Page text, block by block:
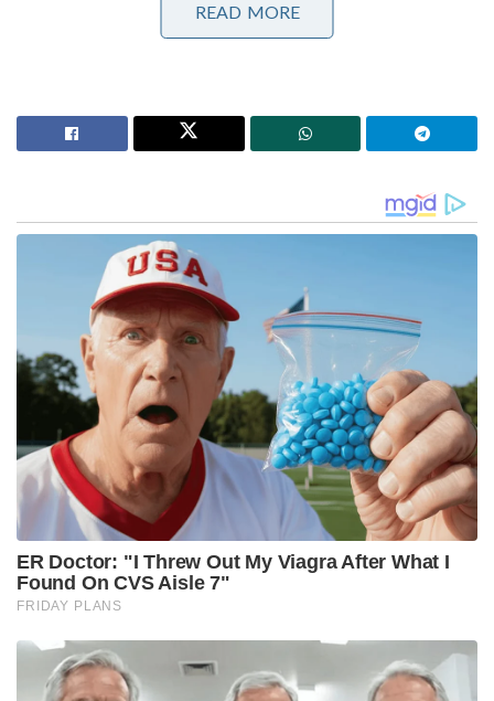
പ്രിയക്കും സാക്ഷിക്കും അരുന്ധതിക്കും സ്വർണം;
ലവ്‌ലിനയ്ക്ക് വെള്ളി
1971-ലെ ബംഗ്ലദേശ് വിമോചന യുദ്ധത്തിനുശേഷം
ഇതാദ്യമായാണ് ബംഗാൾ ഉൾക്കടൽ കേന്ദ്രീകരിച്ച്
പാക്കിസ്ഥാൻ ഇത്രയും വലിയൊരു സൈനിക
നീക്കത്തിന് മുതിരുന്നത്. ചൈനീസ് നിർമ്മിതമായ ഈ
പുതിയ ഹംഗോർ ക്ലാസ് മുങ്ങിക്കപ്പലുകൾക്ക്
തുടർച്ചയായി 20 ദിവസം വരെ വെള്ളത്തിനടിയിൽ
തന്നെ ഒളിച്ചുകഴിയാനുള്ള അസാധാരണ
ശേഷിയുണ്ടെന്നത് ഇതിന്റെ അപകടസാധ്യത
വർദ്ധിപ്പിക്കുന്നു.
പാകിസ്ഥാൻ തങ്ങളുടെ പുതിയ അന്തർവാഹിനിക്ക്
‘ഹംഗോർ’ എന്ന് പേരിട്ടത് യാദൃച്ഛികമല്ല. 1971-ലെ
ഇന്ത്യ–പാക് യുദ്ധകാലത്ത് ‘ഐഎൻഎസ് ഖുക്രി’ എന്ന
ഇന്ത്യൻ പടക്കപ്പൽ ടോർപ്പിഡോ എറിഞ്ഞ് തകർത്തത്
‘പിഎൻഎസ് ഹംഗോർ’ എന്ന അന്നത്തെ പാക്
തകർത്തുതരിപ്പണമാക്കി ഇന്ത്യ വൻ വിജയം
നേടിയെങ്കിലും, കടലിൽ വെച്ച് ഐഎൻഎസ്
READ MORE